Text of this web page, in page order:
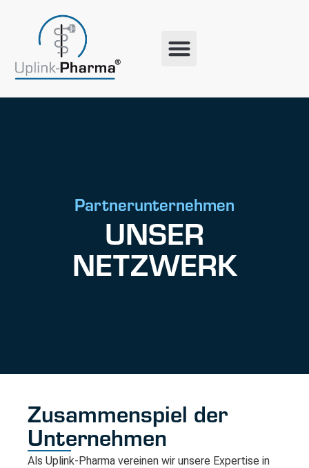
Partnerunternehmen
UNSER
NETZWERK
Zusammenspiel der
Unternehmen
Als Uplink-Pharma vereinen wir unsere Expertise in